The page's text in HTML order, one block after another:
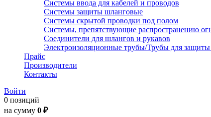
Системы ввода для кабелей и проводов
Системы защиты шланговые
Системы скрытой проводки под полом
Системы, препятствующие распространению
Соединители для шлангов и рукавов
Электроизоляционные трубы/Трубы для защиты
Прайс
Производители
Контакты
Войти
0 позиций
на сумму 0 ₽